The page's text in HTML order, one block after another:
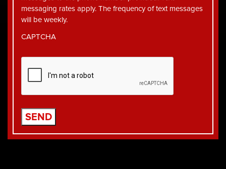
messaging rates apply. The frequency of text messages
will be weekly.
CAPTCHA